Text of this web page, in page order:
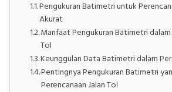
Pengukuran Batimetri untuk
Akurat
Manfaat Pengukuran Batimetri dalam
Tol
Keunggulan Data Batimetri dalam
Pentingnya Pengukuran Batimetri
Perencanaan Jalan Tol